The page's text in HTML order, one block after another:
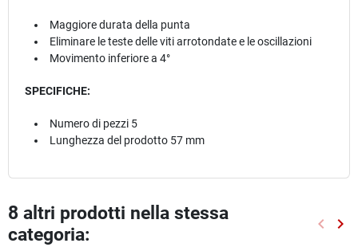
Maggiore durata della punta
Eliminare le teste delle viti arrotondate e le oscillazioni
Movimento inferiore a 4°
SPECIFICHE:
Numero di pezzi 5
Lunghezza del prodotto 57 mm
8 altri prodotti nella stessa
categoria:
keyboard_arrow_left keyboard_arrow_right